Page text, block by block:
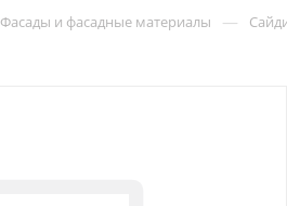
Фасады и фасадные материалы —